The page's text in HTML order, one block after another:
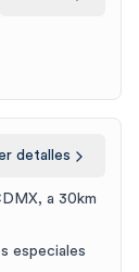
detalles
a 30km
especiales